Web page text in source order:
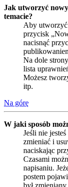
Jak utworzyć
temacie?
Aby utworzyć
przycisk
nacisnąć
Na dole
lista
Możesz
itp.
Na górę
W jaki sposób
Jeśli nie
zmieniać i
naciskając
Czasami
napisaniu.
postem
był